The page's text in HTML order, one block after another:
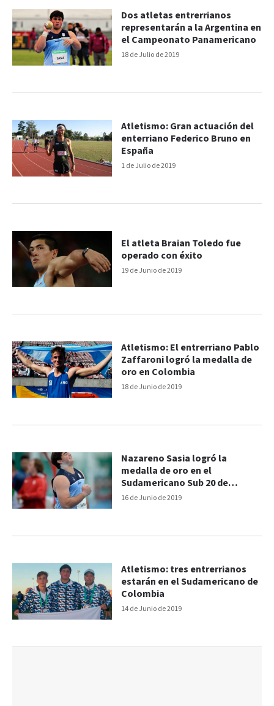
18 de Julio de 2019
Dos atletas entrerrianos
representarán a la Argentina en
el Campeonato Panamericano
1 de Julio de 2019
Atletismo: Gran actuación del
enterriano Federico Bruno en
España
19 de Junio de 2019
El atleta Braian Toledo fue
operado con éxito
18 de Junio de 2019
Atletismo: El entrerriano Pablo
Zaffaroni logró la medalla de
oro en Colombia
16 de Junio de 2019
Nazareno Sasia logró la
medalla de oro en el
Sudamericano Sub 20 de
Colombia
14 de Junio de 2019
Atletismo: tres entrerrianos
estarán en el Sudamericano de
Colombia